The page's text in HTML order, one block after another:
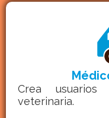
Crea usuarios
veterinaria.